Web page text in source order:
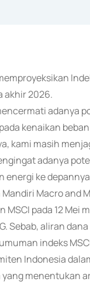
akhir 2026.
adanya
kenaikan
kami masih
adanya
ke
Macro and
pada 12
Sebab, aliran
indeks
Indonesia
menentukan